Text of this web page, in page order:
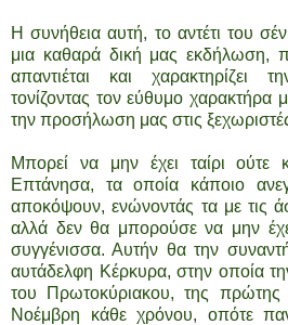
Η συνήθεια αυτή, το αντέτι του
μια καθαρά δική μας εκδήλωση,
απαντιέται και χαρακτηρίζει
τονίζοντας τον εύθυμο χαρακτήρα
την προσήλωση μας στις
Μπορεί να μην έχει ταίρι ούτε
Επτάνησα, τα οποία κάποιο
αποκόψουν, ενώνοντάς τα με τις
αλλά δεν θα μπορούσε να μην
συγγένισσα. Αυτήν θα την
αυτάδελφη Κέρκυρα, στην οποία
του Πρωτοκύριακου, της πρώτης
Νοέμβρη κάθε χρόνου, οπότε